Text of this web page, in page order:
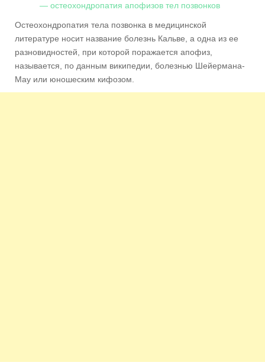
— остеохондропатия апофизов тел позвонков
Остеохондропатия тела позвонка в медицинской
литературе носит название болезнь Кальве, а одна из ее
разновидностей, при которой поражается апофиз,
называется, по данным википедии, болезнью Шейермана-
Мау или юношеским кифозом.